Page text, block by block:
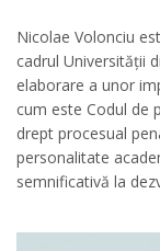
Nicolae Volonciu
cadrul Universității
elaborare a unor
cum este Codul de
drept procesual
personalitate
semnificativă la